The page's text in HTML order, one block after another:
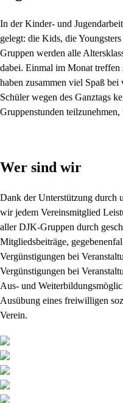
In der Kinder- und
gelegt: die Kids, die
Gruppen werden alle
dabei. Einmal im Monat
haben zusammen viel Spaß
Schüler wegen des Ganztags
Gruppenstunden
Wer sind wir
Dank der Unterstützung durch
wir jedem Vereinsmitglied
aller DJK-Gruppen durch
Mitgliedsbeiträge,
Vergünstigungen bei
Vergünstigungen bei
Aus- und
Ausübung eines freiwilligen
Verein.